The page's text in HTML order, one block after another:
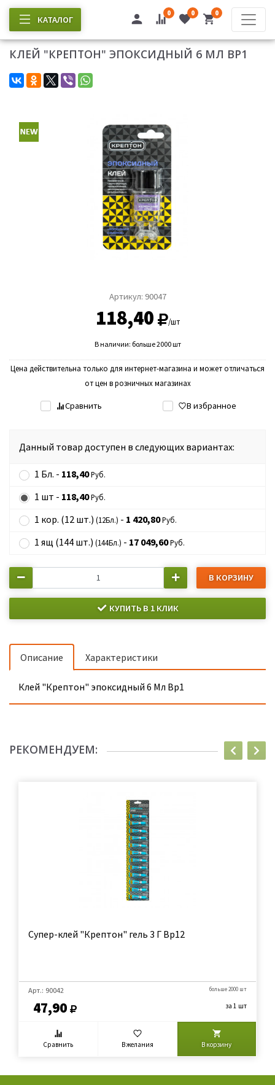
КАТАЛОГ
0 0 0
КЛЕЙ "КРЕПТОН" ЭПОКСИДНЫЙ 6 МЛ ВР1
Артикул: 90047
118,40 /шт
В наличии: больше 2000 шт
Цена действительна только для интернет-магазина и может отличаться
от цен в розничных магазинах
Сравнить В избранное
Данный товар доступен в следующих вариантах:
1 Бл. - 118,40Руб.
1 шт - 118,40Руб.
1 кор. (12 шт.) (12Бл.) - 1 420,80Руб.
1 ящ (144 шт.) (144Бл.) - 17 049,60Руб.
В КОРЗИНУ
КУПИТЬ В 1 КЛИК
Описание Характеристики
Клей "Крептон" эпоксидный 6 Мл Вр1
РЕКОМЕНДУЕМ:
Супер-клей "Крептон" гель 3 Г Вр12
Арт.: 90042
47,90
больше 2000 шт
за 1 шт
Сравнить В желания В корзину